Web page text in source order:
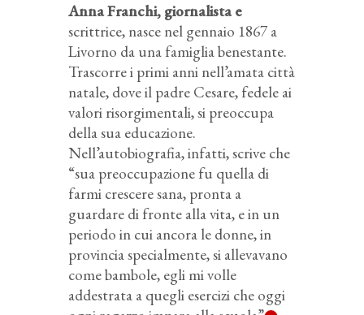
Anna Franchi, giornalista e
scrittrice, nasce nel gennaio 1867 a
Livorno da una famiglia benestante.
Trascorre i primi anni nell’amata città
natale, dove il padre Cesare, fedele ai
valori risorgimentali, si preoccupa
della sua educazione.
Nell’autobiografia, infatti, scrive che
“sua preoccupazione fu quella di
farmi crescere sana, pronta a
guardare di fronte alla vita, e in un
periodo in cui ancora le donne, in
provincia specialmente, si allevavano
come bambole, egli mi volle
addestrata a quegli esercizi che oggi